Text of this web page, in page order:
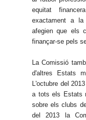
equitat
exactament a
afegien que els
finançar-se pels
La Comissió
d'altres Estats
L'octubre del
a tots els Estats
sobre els clubs
del 2013 la